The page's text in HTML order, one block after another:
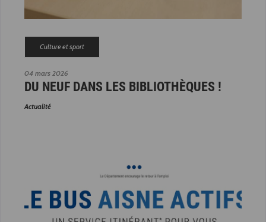
04 mars 2026
Culture et sport
DU NEUF DANS LES BIBLIOTHÈQUES !
Actualité